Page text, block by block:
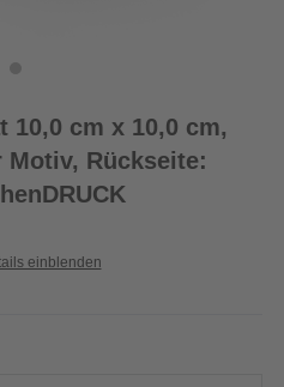
10,0 cm x 10,0 cm,
Rückseite:
einblenden